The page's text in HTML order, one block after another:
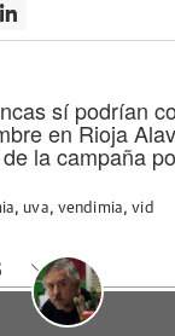
sí podrían
en Rioja
la campaña
, uva, vendimia,vid